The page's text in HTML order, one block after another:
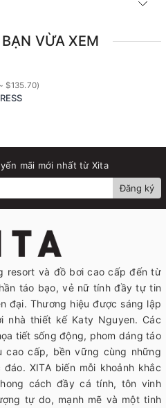
VỪA XEM
mãi mới nhất từ Xita
Đăng ký
resort và đồ bơi cao cấp đến từ
táo bạo, vẻ nữ tính đầy tự tin
đại. Thương hiệu được sáng lập
nhà thiết kế Katy Nguyen. Các
tiết sống động, phom dáng táo
cao cấp, bền vững cùng những
XITA biến mỗi khoảnh khắc
cách đầy cá tính, tôn vinh
tự do, mạnh mẽ và một tinh